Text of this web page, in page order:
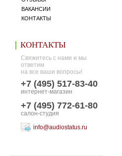
ВАКАНСИИ
КОНТАКТЫ
КОНТАКТЫ
Свяжитесь с нами и мы
ответим
на все ваши вопросы!
+7 (495) 517-83-40
интернет-магазин
+7 (495) 772-61-80
салон-студия
info@audiostatus.ru